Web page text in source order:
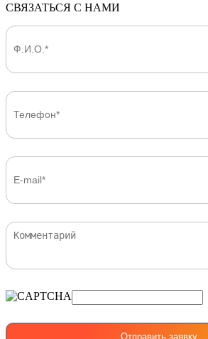
СВЯЗАТЬСЯ С НАМИ